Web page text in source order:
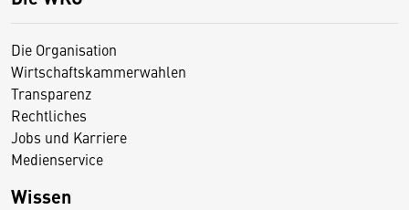
Die Organisation
Wirtschaftskammerwahlen
Transparenz
Rechtliches
Jobs und Karriere
Medienservice
Wissen